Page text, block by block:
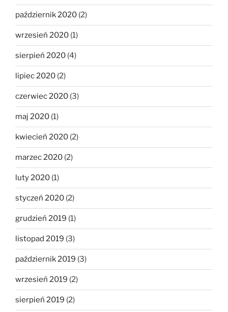
październik 2020 (2)
wrzesień 2020 (1)
sierpień 2020 (4)
lipiec 2020 (2)
czerwiec 2020 (3)
maj 2020 (1)
kwiecień 2020 (2)
marzec 2020 (2)
luty 2020 (1)
styczeń 2020 (2)
grudzień 2019 (1)
listopad 2019 (3)
październik 2019 (3)
wrzesień 2019 (2)
sierpień 2019 (2)